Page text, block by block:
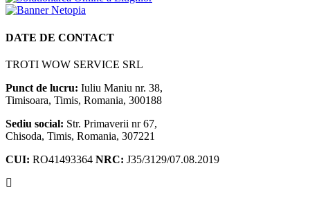
DATE DE CONTACT
TROTI WOW SERVICE SRL
Punct de lucru: Iuliu Maniu nr. 38,
Timisoara, Timis, Romania, 300188
Sediu social: Str. Primaverii nr 67,
Chisoda, Timis, Romania, 307221
CUI: RO41493364 NRC: J35/3129/07.08.2019